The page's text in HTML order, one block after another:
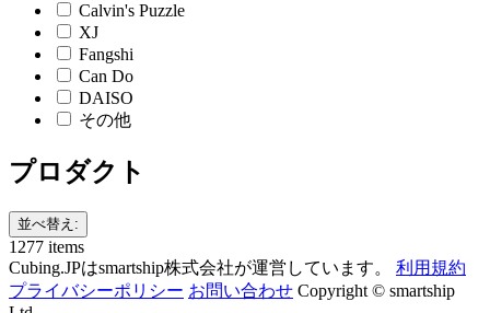
Calvin's Puzzle
XJ
Fangshi
Can Do
DAISO
その他
プロダクト
並べ替え:
1277 items
Cubing.JPはsmartship株式会社が運営しています。
利用規約
プライバシーポリシー お問い合わせ Copyright © smartship